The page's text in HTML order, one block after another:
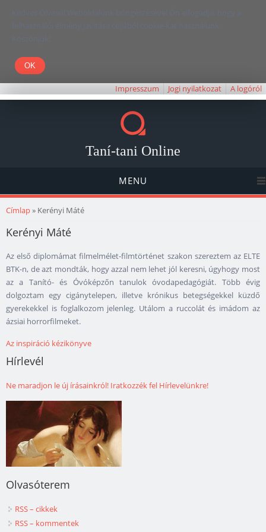
Kedves Olvasó! Weboldalunk böngészésével Ön elfogadja, hogy a
felhasználói élmény javítása céljából cookie-kat használunk.
Köszönjük!
Impresszum Jogi nyilatkozat A logóról
Taní-tani Online
MENU
Jelenlegi hely
Címlap» Kerényi Máté
Kerényi Máté
Az első diplomámat filmelmélet-filmtörténet szakon szereztem az ELTE
BTK-n, de azt mondták, hogy azzal nem lehet jól keresni, úgyhogy most
az a Tanító- és Óvóképzőn tanulok óvodapedagógiát. Több évig
dolgoztam egy cigánytelepen, illetve krónikus betegségekkel küzdő
gyerekekkel is foglalkozom jelenleg. Utálom a ruccolát és imádom az
ázsiai horrorfilmeket.
Az inspiráció kézikönyve
Hírlevél
Ne maradjon le új írásainkról! Iratkozzék fel Hírlevelünkre!
Olvasóterem
RSS – cikkek
RSS – kommentek